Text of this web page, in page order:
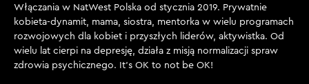
Włączania w NatWest Polska od stycznia 2019. Prywatnie
kobieta-dynamit, mama, siostra, mentorka w wielu programach
rozwojowych dla kobiet i przyszłych liderów, aktywistka. Od
wielu lat cierpi na depresję, działa z misją normalizacji spraw
zdrowia psychicznego. It’s OK to not be OK!